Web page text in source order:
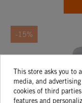
-15%
This store asks you to
media, and
cookies of third
features and